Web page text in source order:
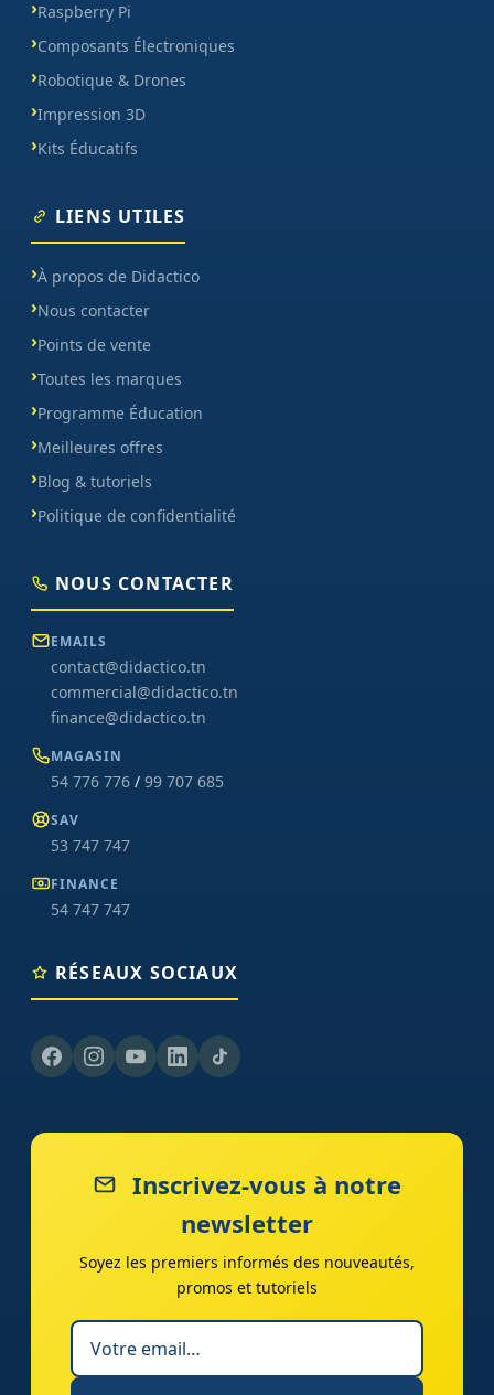
Raspberry Pi
Composants Électroniques
Robotique & Drones
Impression 3D
Kits Éducatifs
LIENS UTILES
À propos de Didactico
Nous contacter
Points de vente
Toutes les marques
Programme Éducation
Meilleures offres
Blog & tutoriels
Politique de confidentialité
NOUS CONTACTER
EMAILS
contact@didactico.tn
commercial@didactico.tn
finance@didactico.tn
MAGASIN
54 776 776 / 99 707 685
SAV
53 747 747
FINANCE
54 747 747
RÉSEAUX SOCIAUX
Inscrivez-vous à notre
newsletter
Soyez les premiers informés des nouveautés,
promos et tutoriels